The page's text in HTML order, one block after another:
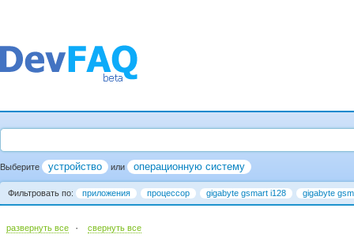
Выберите устройство или операционную систему
Фильтровать по: приложения процессор gigabyte gsmart i128 gigabyte
развернуть все · cвернуть все